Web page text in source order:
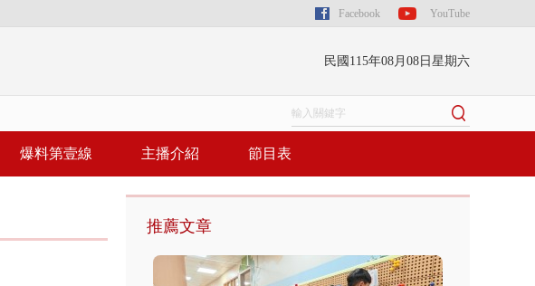
Facebook YouTube
民國115年08月08日星期六
爆料第壹線 主播介紹 節目表
推薦文章